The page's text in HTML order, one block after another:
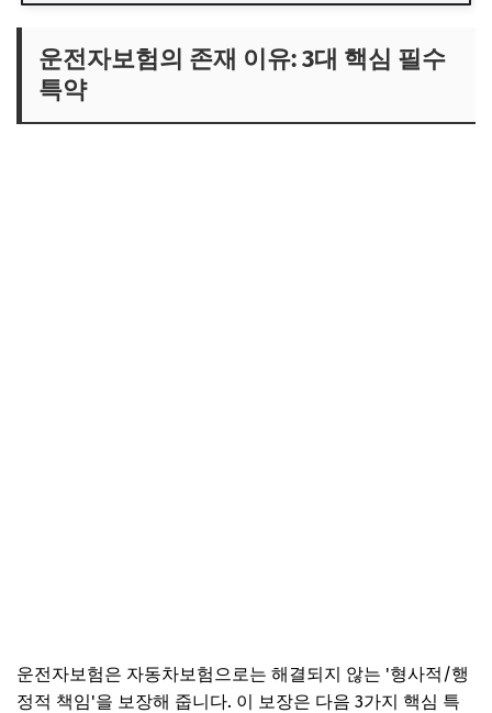
1. 교통사고처리지원금 (가장 중요!)
2. 벌금 (대인/대물)
3. 변호사선임비용 (꼭 필요한 보장)
운전자보험의 존재 이유: 3대 핵심 필수
특약
운전자보험은 자동차보험으로는 해결되지 않는 '형사적/행
정적 책임'을 보장해 줍니다. 이 보장은 다음 3가지 핵심 특